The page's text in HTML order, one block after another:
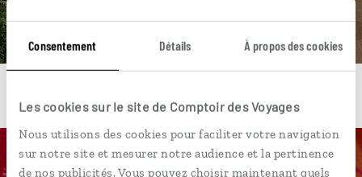
Consentement Détails À propos des cookies
Les cookies sur le site de Comptoir des Voyages
Nous utilisons des cookies pour faciliter votre navigation
sur notre site et mesurer notre audience et la pertinence
de nos publicités. Vous pouvez choisir maintenant quels